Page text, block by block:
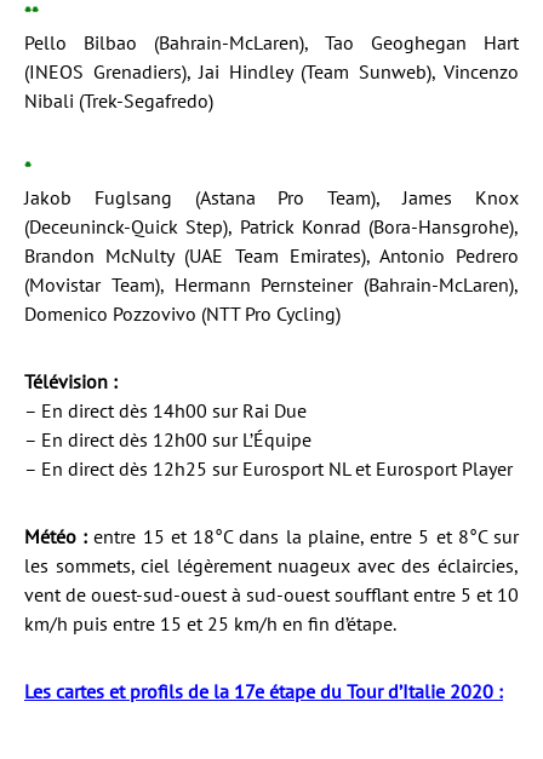
**
Pello Bilbao (Bahrain-McLaren), Tao Geoghegan Hart
(INEOS Grenadiers), Jai Hindley (Team Sunweb), Vincenzo
Nibali (Trek-Segafredo)
*
Jakob Fuglsang (Astana Pro Team), James Knox
(Deceuninck-Quick Step), Patrick Konrad (Bora-Hansgrohe),
Brandon McNulty (UAE Team Emirates), Antonio Pedrero
(Movistar Team), Hermann Pernsteiner (Bahrain-McLaren),
Domenico Pozzovivo (NTT Pro Cycling)
Télévision :
– En direct dès 14h00 sur Rai Due
– En direct dès 12h00 sur L’Équipe
– En direct dès 12h25 sur Eurosport NL et Eurosport Player
Météo :entre 15 et 18°C dans la plaine, entre 5 et 8°C sur
les sommets, ciel légèrement nuageux avec des éclaircies,
vent de ouest-sud-ouest à sud-ouest soufflant entre 5 et 10
km/h puis entre 15 et 25 km/h en fin d’étape.
Les cartes et profils de la 17e étape du Tour d’Italie 2020 :